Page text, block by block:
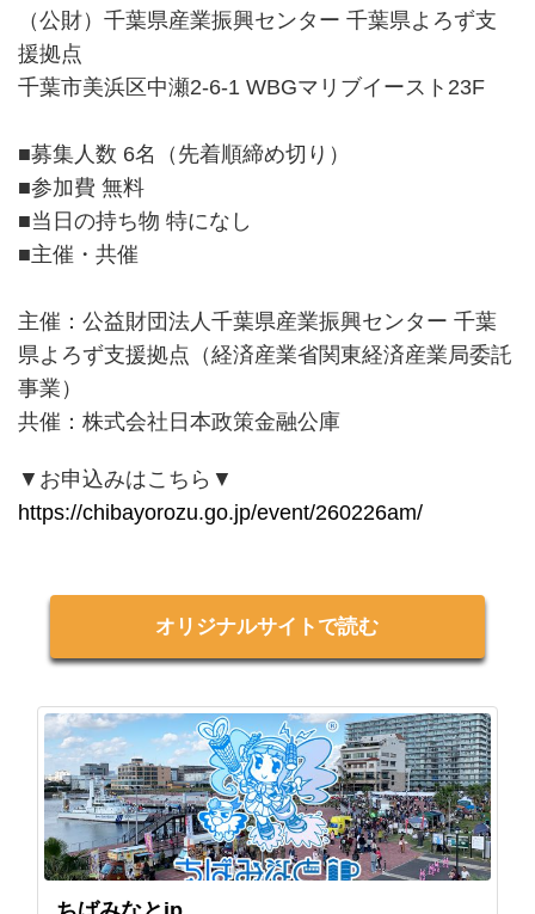
（公財）千葉県産業振興センター 千葉県よろず支
援拠点
千葉市美浜区中瀬2-6-1 WBGマリブイースト23F
■募集人数 6名（先着順締め切り）
■参加費 無料
■当日の持ち物 特になし
■主催・共催
主催：公益財団法人千葉県産業振興センター 千葉
県よろず支援拠点（経済産業省関東経済産業局委託
事業）
共催：株式会社日本政策金融公庫
▼お申込みはこちら▼
https://chibayorozu.go.jp/event/260226am/
オリジナルサイトで読む